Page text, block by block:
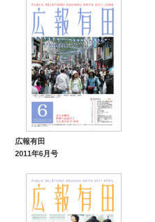
広報有田
2011年6月号